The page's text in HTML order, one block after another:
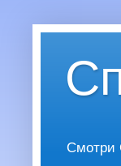
Смотри